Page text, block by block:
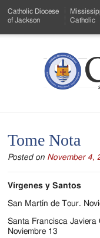
to
Menu
Content
Catholic Diocese
of Jackson
Catholic
Serving
of
the
Diocese
Tome Nota
Posted on November 4,
Vírgenes y Santos
San Martín de Tour.
Santa Francisca Javiera
Noviembre 13